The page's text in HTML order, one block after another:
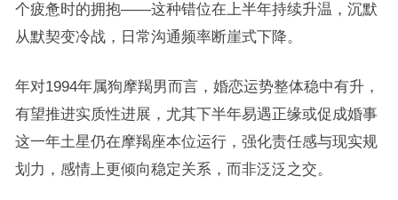
个疲惫时的拥抱——这种错位在上半年持续升温，沉默
从默契变冷战，日常沟通频率断崖式下降。
年对1994年属狗摩羯男而言，婚恋运势整体稳中有升，
有望推进实质性进展，尤其下半年易遇正缘或促成婚事
这一年土星仍在摩羯座本位运行，强化责任感与现实规
划力，感情上更倾向稳定关系，而非泛泛之交。